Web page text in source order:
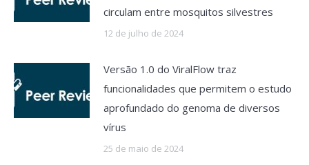
circulam entre mosquitos silvestres
12 de julho de 2024
Versão 1.0 do ViralFlow traz
funcionalidades que permitem o estudo
aprofundado do genoma de diversos
vírus
25 de maio de 2024